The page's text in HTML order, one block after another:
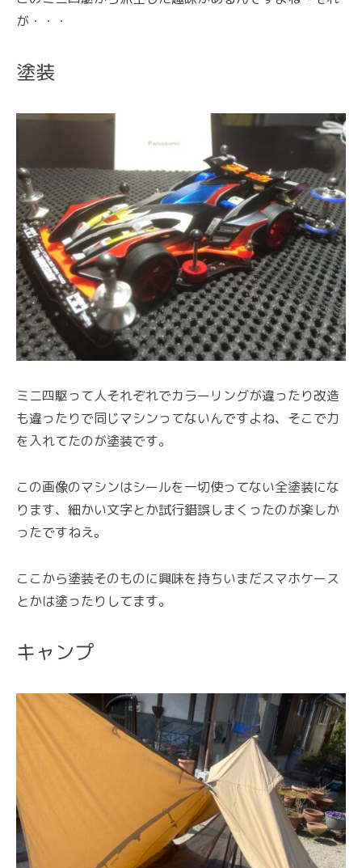
が・・・
塗装
ミニ四駆って人それぞれでカラーリングが違ったり改造
も違ったりで同じマシンってないんですよね、そこで力
を入れてたのが塗装です。
この画像のマシンはシールを一切使ってない全塗装にな
ります、細かい文字とか試行錯誤しまくったのが楽しか
ったですねえ。
ここから塗装そのものに興味を持ちいまだスマホケース
とかは塗ったりしてます。
キャンプ